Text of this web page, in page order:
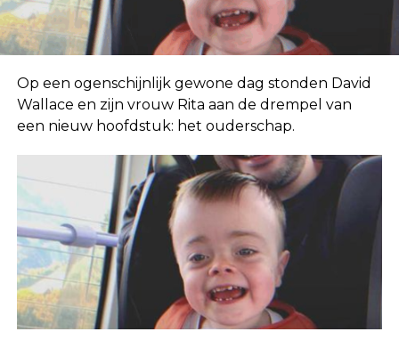
Op een ogenschijnlijk gewone dag stonden David
Wallace en zijn vrouw Rita aan de drempel van
een nieuw hoofdstuk: het ouderschap.